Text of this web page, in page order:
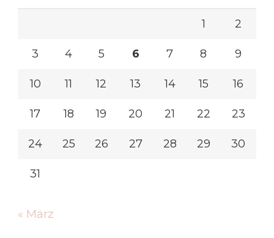
1 2
3 4 5 6 7 8 9
10 11 12 13 14 15 16
17 18 19 20 21 22 23
24 25 26 27 28 29 30
31
« März